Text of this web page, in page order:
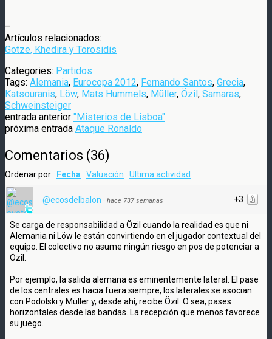
–
Artículos relacionados:
Gotze, Khedira y Torosidis
Categories: Partidos
Tags: Alemania, Eurocopa 2012, Fernando Santos, Grecia,
Katsouranis, Löw, Mats Hummels, Müller, Özil, Samaras,
Schweinsteiger
entrada anterior "Misterios de Lisboa"
próxima entrada Ataque Ronaldo
Comentarios (36)
Ordenar por: Fecha Valuación Ultima actividad
+3
@ecosdelbalon · hace 737 semanas
Se carga de responsabilidad a Özil cuando la realidad es que ni
Alemania ni Löw le están convirtiendo en el jugador contextual del
equipo. El colectivo no asume ningún riesgo en pos de potenciar a
Özil.
Por ejemplo, la salida alemana es eminentemente lateral. El pase
de los centrales es hacia fuera siempre, los laterales se asocian
con Podolski y Müller y, desde ahí, recibe Özil. O sea, pases
horizontales desde las bandas. La recepción que menos favorece
su juego.